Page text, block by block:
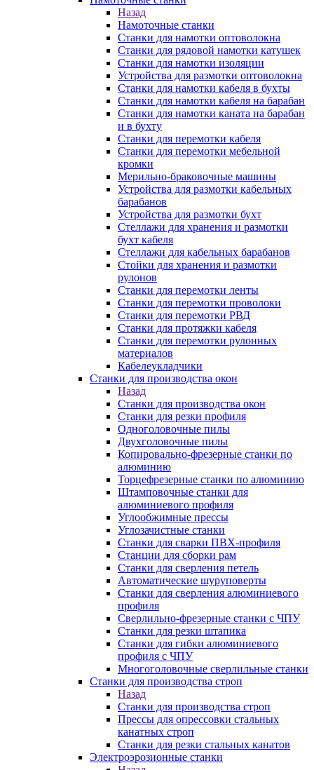
Назад
Намоточные станки
Станки для намотки оптоволокна
Станки для рядовой намотки катушек
Станки для намотки изоляции
Устройства для размотки оптоволокна
Станки для намотки кабеля в бухты
Станки для намотки кабеля на барабан
Станки для намотки каната на барабан
и в бухту
Станки для перемотки кабеля
Станки для перемотки мебельной
кромки
Мерильно-браковочные машины
Устройства для размотки кабельных
барабанов
Устройства для размотки бухт
Стеллажи для хранения и размотки
бухт кабеля
Стеллажи для кабельных барабанов
Стойки для хранения и размотки
рулонов
Станки для перемотки ленты
Станки для перемотки проволоки
Станки для перемотки РВД
Станки для протяжки кабеля
Станки для перемотки рулонных
материалов
Кабелеукладчики
Станки для производства окон
Назад
Станки для производства окон
Станки для резки профиля
Одноголовочные пилы
Двухголовочные пилы
Копировально-фрезерные станки по
алюминию
Торцефрезерные станки по алюминию
Штамповочные станки для
алюминиевого профиля
Углообжимные прессы
Углозачистные станки
Станки для сварки ПВХ-профиля
Станции для сборки рам
Станки для сверления петель
Автоматические шуруповерты
Станки для сверления алюминиевого
профиля
Сверлильно-фрезерные станки с ЧПУ
Станки для резки штапика
Станки для гибки алюминиевого
профиля с ЧПУ
Многоголовочные сверлильные станки
Станки для производства строп
Назад
Станки для производства строп
Прессы для опрессовки стальных
канатных строп
Станки для резки стальных канатов
Электроэрозионные станки